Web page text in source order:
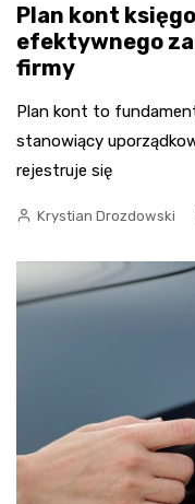
Plan kont
efektywnego
firmy
Plan kont to
stanowiący
rejestruje się
Krystian Drozdowski